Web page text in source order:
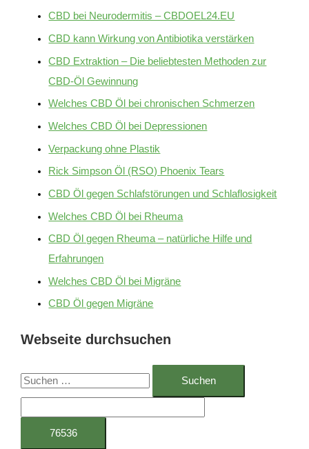
CBD bei Neurodermitis – CBDOEL24.EU
CBD kann Wirkung von Antibiotika verstärken
CBD Extraktion – Die beliebtesten Methoden zur
CBD-Öl Gewinnung
Welches CBD Öl bei chronischen Schmerzen
Welches CBD Öl bei Depressionen
Verpackung ohne Plastik
Rick Simpson Öl (RSO) Phoenix Tears
CBD Öl gegen Schlafstörungen und Schlaflosigkeit
Welches CBD Öl bei Rheuma
CBD Öl gegen Rheuma – natürliche Hilfe und
Erfahrungen
Welches CBD Öl bei Migräne
CBD Öl gegen Migräne
Webseite durchsuchen
S